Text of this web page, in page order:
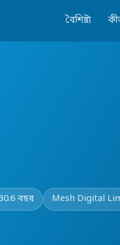
বৈশিষ্ট্য
বছর Mesh Digital